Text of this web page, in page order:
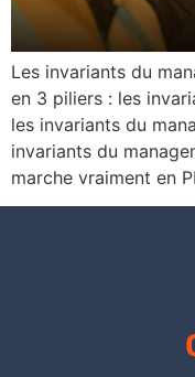
Les invariants du
en 3 piliers : les
les invariants du
invariants du
marche vraiment en